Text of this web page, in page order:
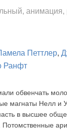
анимация,
Петтлер,
Ранфт
обвенчать
магнаты Нелл и
в высшее
Потомственные